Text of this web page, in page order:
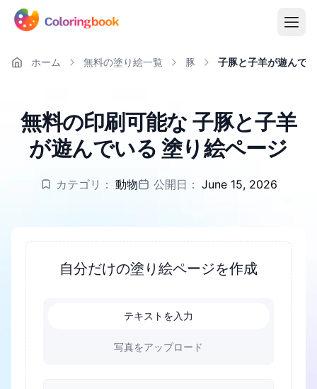
ホーム 無料の塗り絵一覧 豚 子豚と子羊が遊んで
無料の印刷可能な 子豚と子羊
が遊んでいる 塗り絵ページ
カテゴリ： 動物 公開日： June 15, 2026
自分だけの塗り絵ページを作成
テキストを入力
写真をアップロード